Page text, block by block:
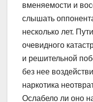
вменяемости и
слышать
несколько лет.
очевидного
и решительной
без нее
наркотика
Ослабело ли оно